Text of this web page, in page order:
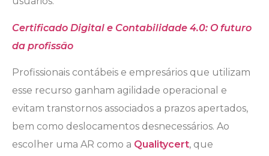
Certificado Digital e Contabilidade 4.0: O futuro
da profissão
Profissionais contábeis e empresários que utilizam
esse recurso ganham agilidade operacional e
evitam transtornos associados a prazos apertados,
bem como deslocamentos desnecessários. Ao
escolher uma AR como a Qualitycert, que